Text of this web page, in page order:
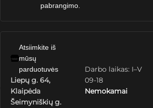
pabrangimo.
Atsiimkite iš
mūsų
parduotuvės
Liepų g. 64,
Klaipėda
Šeimyniškių g.
Darbo laikas: I–V
09-18
Nemokamai